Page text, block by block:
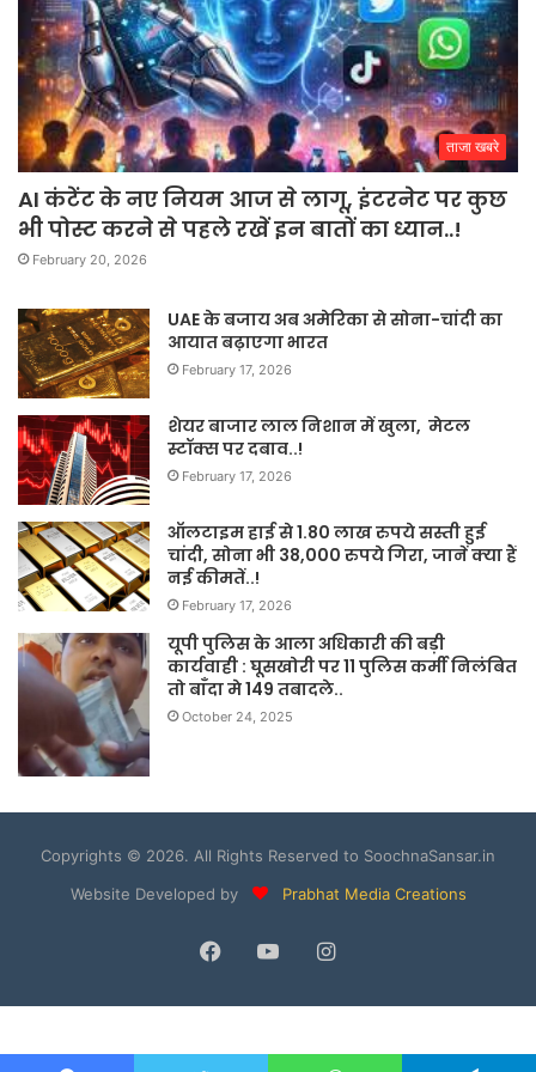
ताजा खबरे
AI कंटेंट के नए नियम आज से लागू, इंटरनेट पर कुछ
भी पोस्ट करने से पहले रखें इन बातों का ध्यान..!
February 20, 2026
UAE के बजाय अब अमेरिका से सोना-चांदी का
आयात बढ़ाएगा भारत
February 17, 2026
शेयर बाजार लाल निशान में खुला, मेटल
स्टॉक्स पर दबाव..!
February 17, 2026
ऑलटाइम हाई से 1.80 लाख रुपये सस्ती हुई
चांदी, सोना भी 38,000 रुपये गिरा, जानें क्या हैं
नई कीमतें..!
February 17, 2026
यूपी पुलिस के आला अधिकारी की बड़ी
कार्यवाही : घूसखोरी पर 11 पुलिस कर्मी निलंबित
तो बाँदा मे 149 तबादले..
October 24, 2025
Copyrights © 2026. All Rights Reserved to SoochnaSansar.in
Website Developed by
Prabhat Media Creations
Facebook
YouTubeInstagram